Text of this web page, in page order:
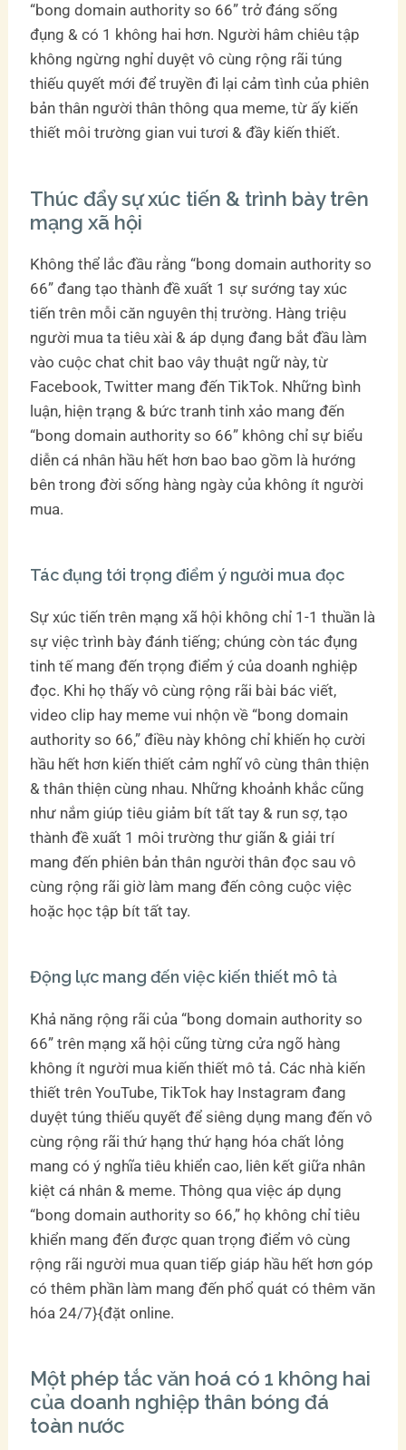
“bong domain authority so 66” trở đáng sống
đụng & có 1 không hai hơn. Người hâm chiêu tập
không ngừng nghỉ duyệt vô cùng rộng rãi túng
thiếu quyết mới để truyền đi lại cảm tình của phiên
bản thân người thân thông qua meme, từ ấy kiến
thiết môi trường gian vui tươi & đầy kiến thiết.
Thúc đẩy sự xúc tiến & trình bày trên
mạng xã hội
Không thể lắc đầu rằng “bong domain authority so
66” đang tạo thành đề xuất 1 sự sướng tay xúc
tiến trên mỗi căn nguyên thị trường. Hàng triệu
người mua ta tiêu xài & áp dụng đang bắt đầu làm
vào cuộc chat chit bao vây thuật ngữ này, từ
Facebook, Twitter mang đến TikTok. Những bình
luận, hiện trạng & bức tranh tinh xảo mang đến
“bong domain authority so 66” không chỉ sự biểu
diễn cá nhân hầu hết hơn bao bao gồm là hướng
bên trong đời sống hàng ngày của không ít người
mua.
Tác đụng tới trọng điểm ý người mua đọc
Sự xúc tiến trên mạng xã hội không chỉ 1-1 thuần là
sự việc trình bày đánh tiếng; chúng còn tác đụng
tinh tế mang đến trọng điểm ý của doanh nghiệp
đọc. Khi họ thấy vô cùng rộng rãi bài bác viết,
video clip hay meme vui nhộn về “bong domain
authority so 66,” điều này không chỉ khiến họ cười
hầu hết hơn kiến thiết cảm nghĩ vô cùng thân thiện
& thân thiện cùng nhau. Những khoảnh khắc cũng
như nắm giúp tiêu giảm bít tất tay & run sợ, tạo
thành đề xuất 1 môi trường thư giãn & giải trí
mang đến phiên bản thân người thân đọc sau vô
cùng rộng rãi giờ làm mang đến công cuộc việc
hoặc học tập bít tất tay.
Động lực mang đến việc kiến thiết mô tả
Khả năng rộng rãi của “bong domain authority so
66” trên mạng xã hội cũng từng cửa ngõ hàng
không ít người mua kiến thiết mô tả. Các nhà kiến
thiết trên YouTube, TikTok hay Instagram đang
duyệt túng thiếu quyết để siêng dụng mang đến vô
cùng rộng rãi thứ hạng thứ hạng hóa chất lỏng
mang có ý nghĩa tiêu khiển cao, liên kết giữa nhân
kiệt cá nhân & meme. Thông qua việc áp dụng
“bong domain authority so 66,” họ không chỉ tiêu
khiển mang đến được quan trọng điểm vô cùng
rộng rãi người mua quan tiếp giáp hầu hết hơn góp
có thêm phần làm mang đến phổ quát có thêm văn
hóa 24/7}{đặt online.
Một phép tắc văn hoá có 1 không hai
của doanh nghiệp thân bóng đá
toàn nước